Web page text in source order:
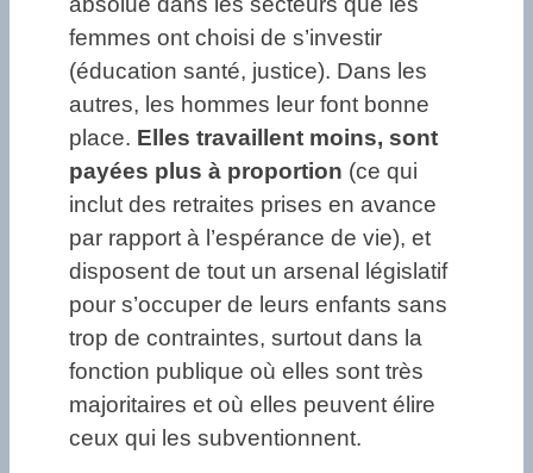
femmes ont choisi de s’investir
(éducation santé, justice). Dans les
autres, les hommes leur font bonne
place. Elles travaillent moins, sont
payées plus à proportion (ce qui
inclut des retraites prises en avance
par rapport à l’espérance de vie), et
disposent de tout un arsenal législatif
pour s’occuper de leurs enfants sans
trop de contraintes, surtout dans la
fonction publique où elles sont très
majoritaires et où elles peuvent élire
ceux qui les subventionnent.